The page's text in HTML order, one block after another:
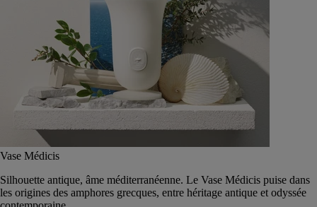
Vase Médicis
Silhouette antique, âme méditerranéenne. Le Vase Médicis puise dans
les origines des amphores grecques, entre héritage antique et odyssée